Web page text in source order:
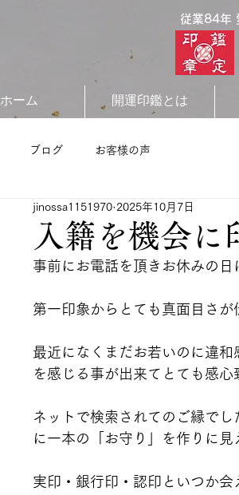
従業84年
ホーム 開運印鑑とは
ブログ お客様の声
入籍を機会に
jinossa1151970 2025年10月7日
事前にお電話を頂きお休みの日
第一印象からとても真面目さ
最近になくまだお若いのに違和
を感じる事が出来てとても感心
ネットで検索されてのご縁で
に一本の「お守り」を作りに
実印・銀行印・認印といつか